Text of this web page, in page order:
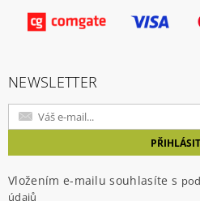
Vložením hodnocení
ochrany osobních údajů
NEWSLETTER
Vložením e-mailu souhlasíte s
údajů